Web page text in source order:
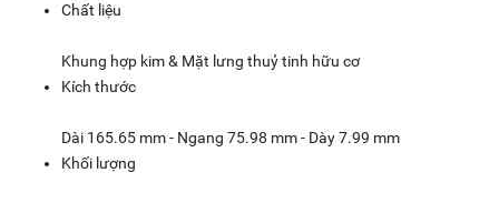
Chất liệu
Khung hợp kim & Mặt lưng thuỷ tinh hữu cơ
Kích thước
Dài 165.65 mm - Ngang 75.98 mm - Dày 7.99 mm
Khối lượng